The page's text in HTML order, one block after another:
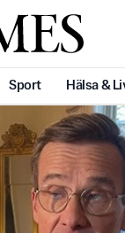
Sport Hälsa &